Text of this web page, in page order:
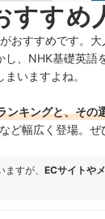
すすめ
おすすめです。
、NHK基礎英語
いますよね。
ンキングと、その
ど幅広く登場。
すが、 ECサイトや